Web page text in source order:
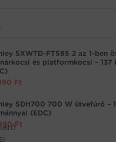
SXWTD-FT585 2 az 1-ben
és platformkocsi – 137
Ft
SDH700 700 W ütvefúró –
(EDC)
Ft